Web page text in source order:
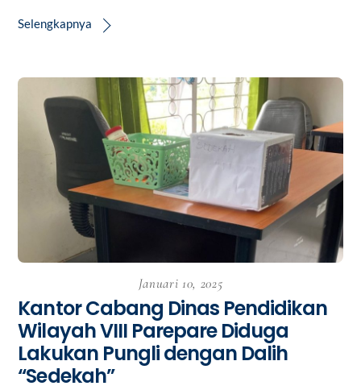
Selengkapnya
Januari 10, 2025
Kantor Cabang Dinas Pendidikan
Wilayah VIII Parepare Diduga
Lakukan Pungli dengan Dalih
“Sedekah”